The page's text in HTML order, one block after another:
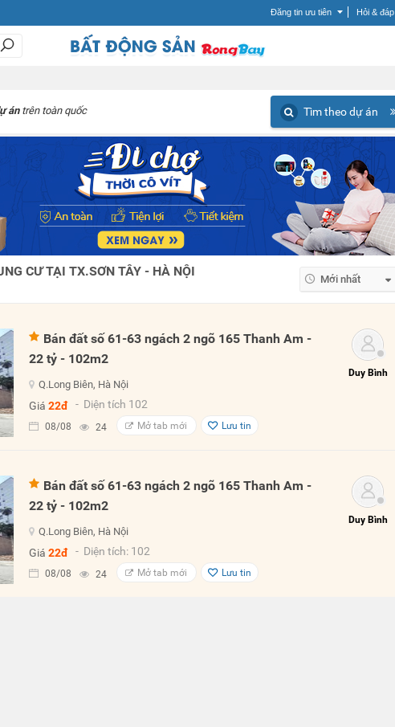
Đăng tin ưu tiên Hỏi & đáp
án trên toàn quốc Tìm theo dự án
CƯ TẠI TX.SƠN TÂY - HÀ NỘI
Mới nhất
Giá tăng dần
Giá giảm dần
Bán đất số 61-63 ngách 2 ngõ 165 Thanh Am -
22 tỷ - 102m2
Q.Long Biên, Hà Nội
Giá 22đ - Diện tích 102
08/08 24 Mở tab mới Lưu tin
Duy Bình
Bán đất số 61-63 ngách 2 ngõ 165 Thanh Am -
22 tỷ - 102m2
Q.Long Biên, Hà Nội
Giá 22đ - Diện tích: 102
08/08 24 Mở tab mới Lưu tin
Duy Bình